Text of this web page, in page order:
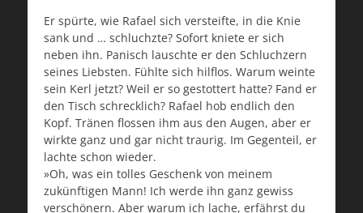
Er spürte, wie Rafael sich versteifte, in die Knie
sank und … schluchzte? Sofort kniete er sich
neben ihn. Panisch lauschte er den Schluchzern
seines Liebsten. Fühlte sich hilflos. Warum weinte
sein Kerl jetzt? Weil er so gestottert hatte? Fand er
den Tisch schrecklich? Rafael hob endlich den
Kopf. Tränen flossen ihm aus den Augen, aber er
wirkte ganz und gar nicht traurig. Im Gegenteil, er
lachte schon wieder.
»Oh, was ein tolles Geschenk von meinem
zukünftigen Mann! Ich werde ihn ganz gewiss
verschönern. Aber warum ich lache, erfährst du